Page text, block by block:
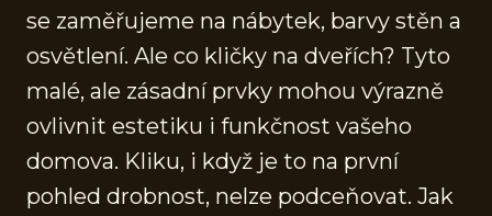
se zaměřujeme na nábytek, barvy stěn a
osvětlení. Ale co kličky na dveřích? Tyto
malé, ale zásadní prvky mohou výrazně
ovlivnit estetiku i funkčnost vašeho
domova. Kliku, i když je to na první
pohled drobnost, nelze podceňovat. Jak